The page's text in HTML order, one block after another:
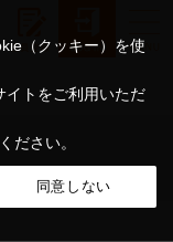
（クッキー）を使
イトをご利用いただ
ださい。
同意しない